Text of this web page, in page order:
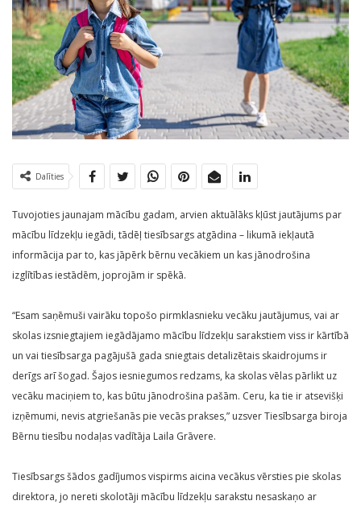
Dalīties
Tuvojoties jaunajam mācību gadam, arvien aktuālāks kļūst jautājums par
mācību līdzekļu iegādi, tādēļ tiesībsargs atgādina – likumā iekļautā
informācija par to, kas jāpērk bērnu vecākiem un kas jānodrošina
izglītības iestādēm, joprojām ir spēkā.
“Esam saņēmuši vairāku topošo pirmklasnieku vecāku jautājumus, vai ar
skolas izsniegtajiem iegādājamo mācību līdzekļu sarakstiem viss ir kārtībā
un vai tiesībsarga pagājušā gada sniegtais detalizētais skaidrojums ir
derīgs arī šogad. Šajos iesniegumos redzams, ka skolas vēlas pārlikt uz
vecāku maciņiem to, kas būtu jānodrošina pašām. Ceru, ka tie ir atsevišķi
izņēmumi, nevis atgriešanās pie vecās prakses,” uzsver Tiesībsarga biroja
Bērnu tiesību nodaļas vadītāja Laila Grāvere.
Tiesībsargs šādos gadījumos vispirms aicina vecākus vērsties pie skolas
direktora, jo nereti skolotāji mācību līdzekļu sarakstu nesaskaņo ar